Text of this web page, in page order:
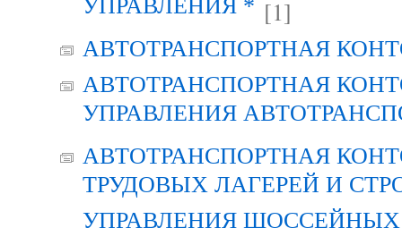
УПРАВЛЕНИЯ * [1]
АВТОТРАНСПОРТНАЯ
АВТОТРАНСПОРТНАЯ
УПРАВЛЕНИЯ
АВТОТРАНСПОРТНАЯ
ТРУДОВЫХ ЛАГЕРЕЙ И